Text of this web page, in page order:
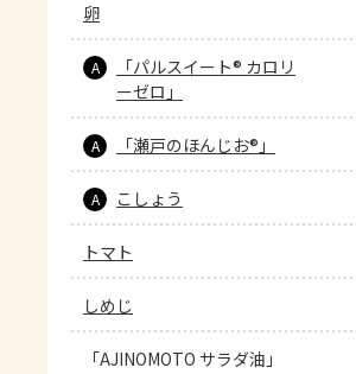
卵
A
「パルスイート® カロリ
ーゼロ」
A 「瀬戸のほんじお®」
A こしょう
トマト
しめじ
「AJINOMOTO サラダ油」